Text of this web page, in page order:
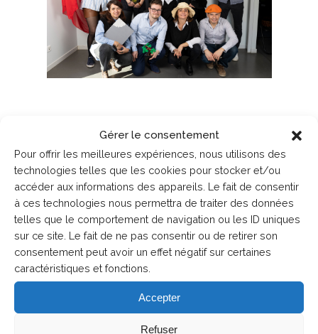
Gérer le consentement
Pour offrir les meilleures expériences, nous utilisons des
technologies telles que les cookies pour stocker et/ou
accéder aux informations des appareils. Le fait de consentir
à ces technologies nous permettra de traiter des données
telles que le comportement de navigation ou les ID uniques
sur ce site. Le fait de ne pas consentir ou de retirer son
consentement peut avoir un effet négatif sur certaines
caractéristiques et fonctions.
Accepter
Refuser
Engagements
Nos engagements à vos côtés
En confiant vos projets à ETEN
Environnement, vous bénéficiez
d’expertises rigoureuses,
adaptées à vos besoins. Nourris
par des formations annuelles,
chacun de nos ingénieurs expert